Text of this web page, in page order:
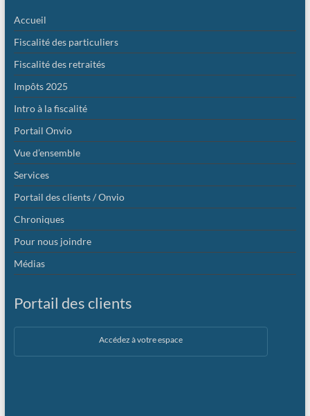
Accueil
Fiscalité des particuliers
Fiscalité des retraités
Impôts 2025
Intro à la fiscalité
Portail Onvio
Vue d’ensemble
Services
Portail des clients / Onvio
Chroniques
Pour nous joindre
Médias
Portail des clients
Accédez à votre espace